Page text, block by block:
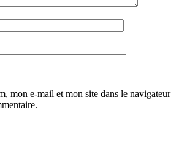
mon e-mail et mon site dans le navigateur